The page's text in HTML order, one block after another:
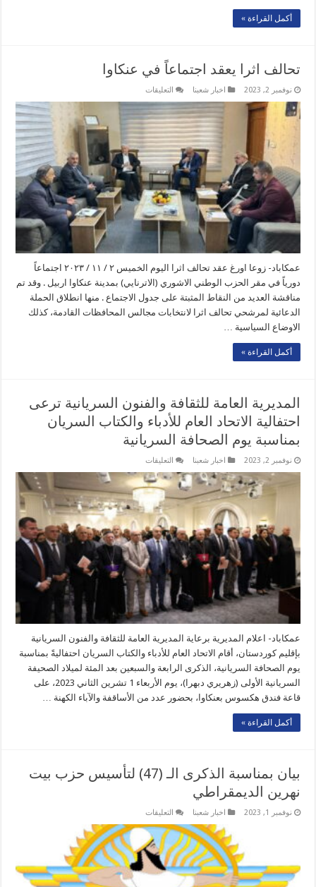
أكمل القراءة »
تحالف اثرا يعقد اجتماعاً في عنكاوا
نوفمبر 2, 2023 اخبار شعبنا التعليقات
يعقد
اجتماعاً
في
عنكاوا
مغلقة
عمكاباد- زوعا اورغ عقد تحالف اثرا اليوم الخميس ٢ / ١١ / ٢٠٢٣ اجتماعاً
دورياً في مقر الحزب الوطني الاشوري (الاترنايي) بمدينة عنكاوا اربيل . وقد تم
مناقشة العديد من النقاط المثبتة على جدول الاجتماع . منها انطلاق الحملة
الدعائية لمرشحي تحالف اثرا لانتخابات مجالس المحافظات القادمة، كذلك
الاوضاع السياسية …
أكمل القراءة »
المديرية العامة للثقافة والفنون السريانية ترعى
احتفالية الاتحاد العام للأدباء والكتاب السريان
بمناسبة يوم الصحافة السريانية
نوفمبر 2, 2023 اخبار شعبنا التعليقات
العامة
للثقافة
والفنون
السريانية
ترعى
احتفالية
الاتحاد
العام
للأدباء
والكتاب
السريان
بمناسبة
يوم
الصحافة
السريانية
مغلقة
عمكاباد- اعلام المديرية برعاية المديرية العامة للثقافة والفنون السريانية
بإقليم كوردستان، أقام الاتحاد العام للأدباء والكتاب السريان احتفاليةً بمناسبة
يوم الصحافة السريانية، الذكرى الرابعة والسبعين بعد المئة لميلاد الصحيفة
السريانية الأولى (زهريري دبهرا)، يوم الأربعاء 1 تشرين الثاني 2023، على
قاعة فندق هكسوس بعنكاوا، بحضور عدد من الأساقفة والآباء الكهنة …
أكمل القراءة »
بيان بمناسبة الذكرى الـ (47) لتأسيس حزب بيت
نهرين الديمقراطي
نوفمبر 1, 2023 اخبار شعبنا التعليقات
بمناسبة
الذكرى
الـ
(47)
لتأسيس
حزب
بيت